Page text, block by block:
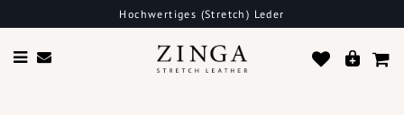
Hochwertiges (Stretch) Leder